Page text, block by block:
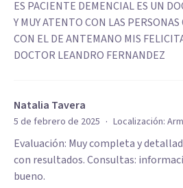
ES PACIENTE DEMENCIAL ES UN
Y MUY ATENTO CON LAS
CON EL DE ANTEMANO MIS
DOCTOR LEANDRO FERNANDEZ
Natalia Tavera
5 de febrero de 2025 · Localización:
Evaluación: Muy completa y
con resultados. Consultas:
bueno.